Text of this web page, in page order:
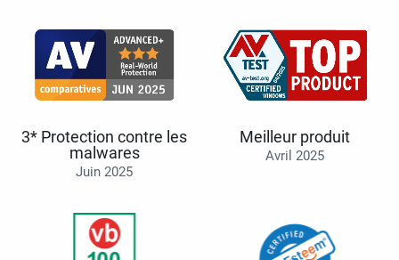
3* Protection contre les
malwares
Juin 2025
Meilleur produit
Avril 2025